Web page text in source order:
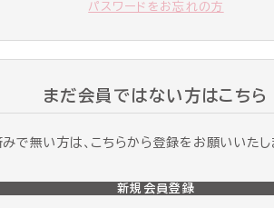
パスワードをお忘れの方
まだ会員ではない方はこちら
で無い方は、こちらから登録をお願いいたし
新規会員登録